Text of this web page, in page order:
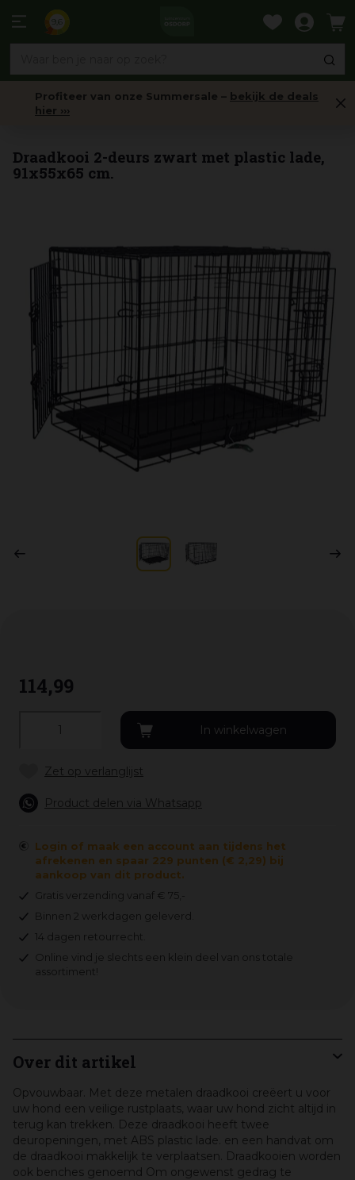
naar
Profiteer van onze Summersale – bekijk de deals
hier ›››
Draadkooi 2-deurs zwart met plastic lade,
91x55x65 cm.
114,99
Product delen via Whatsapp
Login of maak een account aan tijdens het
afrekenen en spaar 229 punten (€ 2,29) bij
aankoop van dit product.
Gratis verzending vanaf € 75,-
Binnen 2 werkdagen geleverd.
14 dagen retourrecht.
Online vind je slechts een klein deel van ons totale
assortiment!
Over dit artikel
Opvouwbaar. Met deze metalen draadkooi creëert u voor
uw hond een veilige rustplaats, waar uw hond zicht altijd in
terug kan trekken. Deze draadkooi heeft twee
deuropeningen, met ABS plastic lade. en een handvat om
de draadkooi makkelijk te verplaatsen. Draadkooien worden
ook benches genoemd Om ongewenst gedrag te